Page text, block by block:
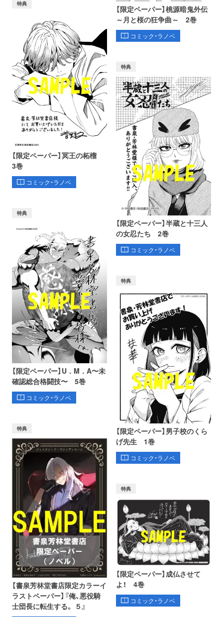
【限定ペーパー】桃源暗鬼外伝
～月と桜の狂争曲～ 2巻
コミック・ラノベ
特典
【限定ペーパー】冥王の柘榴
3巻
コミック・ラノベ
特典
【限定ペーパー】半蔵と十三人
の女忍たち 2巻
コミック・ラノベ
特典
【限定ペーパー】U．M．A〜未
確認総合格闘技〜 5巻
コミック・ラノベ
特典
【限定ペーパー】男子校のくら
げ先生 1巻
コミック・ラノベ
特典
【書泉芳林堂書店限定カラーイ
ラストペーパー】『俺、悪役騎
士団長に転生する。 ５』
特典
【限定ペーパー】成仏させて
よ！ 4巻
コミック・ラノベ